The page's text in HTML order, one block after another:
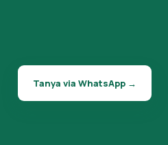
Tanya via WhatsApp →